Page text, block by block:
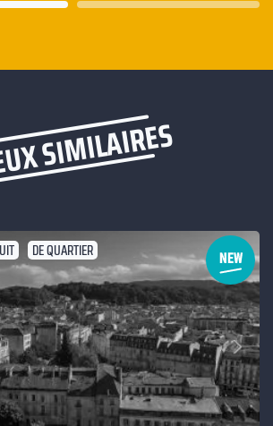
SIMILAIRES
DE QUARTIER
Suivant